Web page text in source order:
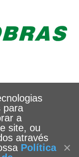
para
a
site, ou
através
Política